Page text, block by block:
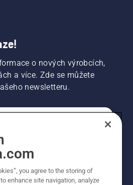
o nových výrobcích,
a více. Zde se můžete
newsletteru.
you agree to the storing of
enhance site navigation, analyze